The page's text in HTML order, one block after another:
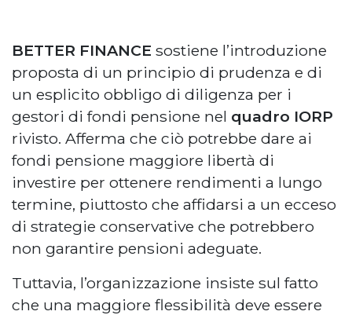
BETTER FINANCE sostiene l’introduzione
proposta di un principio di prudenza e di
un esplicito obbligo di diligenza per i
gestori di fondi pensione nel quadro IORP
rivisto. Afferma che ciò potrebbe dare ai
fondi pensione maggiore libertà di
investire per ottenere rendimenti a lungo
termine, piuttosto che affidarsi a un ecceso
di strategie conservative che potrebbero
non garantire pensioni adeguate.
Tuttavia, l’organizzazione insiste sul fatto
che una maggiore flessibilità deve essere